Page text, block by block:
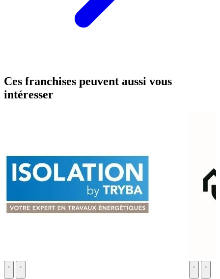
Ces franchises peuvent aussi vous
intéresser